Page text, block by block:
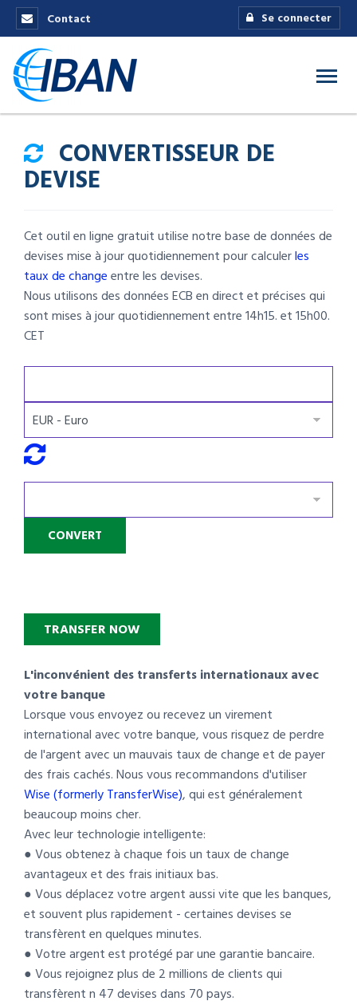
Contact Se connecter
CONVERTISSEUR DE
DEVISE
Cet outil en ligne gratuit utilise notre base de données de
devises mise à jour quotidiennement pour calculerles
taux de changeentre les devises.
Nous utilisons des données ECB en direct et précises qui
sont mises à jour quotidiennement entre 14h15. et 15h00.
CET
TRANSFER NOW
L'inconvénient des transferts internationaux avec
votre banque
Lorsque vous envoyez ou recevez un virement
international avec votre banque, vous risquez de perdre
de l'argent avec un mauvais taux de change et de payer
des frais cachés. Nous vous recommandons d'utiliser
Wise (formerly TransferWise), qui est généralement
beaucoup moins cher.
Avec leur technologie intelligente:
● Vous obtenez à chaque fois un taux de change
avantageux et des frais initiaux bas.
● Vous déplacez votre argent aussi vite que les banques,
et souvent plus rapidement - certaines devises se
transfèrent en quelques minutes.
● Votre argent est protégé par une garantie bancaire.
● Vous rejoignez plus de 2 millions de clients qui
transfèrent n 47 devises dans 70 pays.